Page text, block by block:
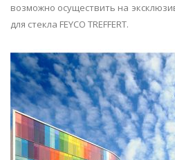
возможно осуществить на
для стекла FEYCO TREFFERT.